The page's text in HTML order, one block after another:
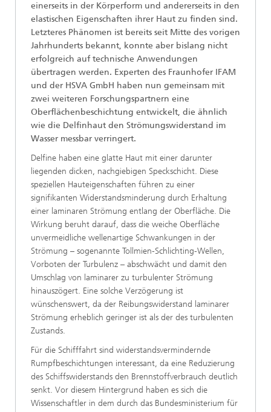
einerseits in der Körperform und andererseits in den
elastischen Eigenschaften ihrer Haut zu finden sind.
Letzteres Phänomen ist bereits seit Mitte des vorigen
Jahrhunderts bekannt, konnte aber bislang nicht
erfolgreich auf technische Anwendungen
übertragen werden. Experten des Fraunhofer IFAM
und der HSVA GmbH haben nun gemeinsam mit
zwei weiteren Forschungspartnern eine
Oberflächenbeschichtung entwickelt, die ähnlich
wie die Delfinhaut den Strömungswiderstand im
Wasser messbar verringert.
Delfine haben eine glatte Haut mit einer darunter
liegenden dicken, nachgiebigen Speckschicht. Diese
speziellen Hauteigenschaften führen zu einer
signifikanten Widerstandsminderung durch Erhaltung
einer laminaren Strömung entlang der Oberfläche. Die
Wirkung beruht darauf, dass die weiche Oberfläche
unvermeidliche wellenartige Schwankungen in der
Strömung – sogenannte Tollmien-Schlichting-Wellen,
Vorboten der Turbulenz – abschwächt und damit den
Umschlag von laminarer zu turbulenter Strömung
hinauszögert. Eine solche Verzögerung ist
wünschenswert, da der Reibungswiderstand laminarer
Strömung erheblich geringer ist als der des turbulenten
Zustands.
Für die Schifffahrt sind widerstandsvermindernde
Rumpfbeschichtungen interessant, da eine Reduzierung
des Schiffswiderstands den Brennstoffverbrauch deutlich
senkt. Vor diesem Hintergrund haben es sich die
Wissenschaftler in dem durch das Bundesministerium für